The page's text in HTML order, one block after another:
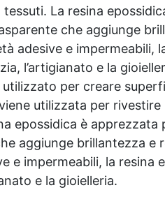
La resina
che aggiunge
adesive e impermeabili,
l’artigianato e la
per creare
utilizzata per
epossidica è apprezzata
aggiunge brillantezza e
e impermeabili, la resina
e la gioielleria.